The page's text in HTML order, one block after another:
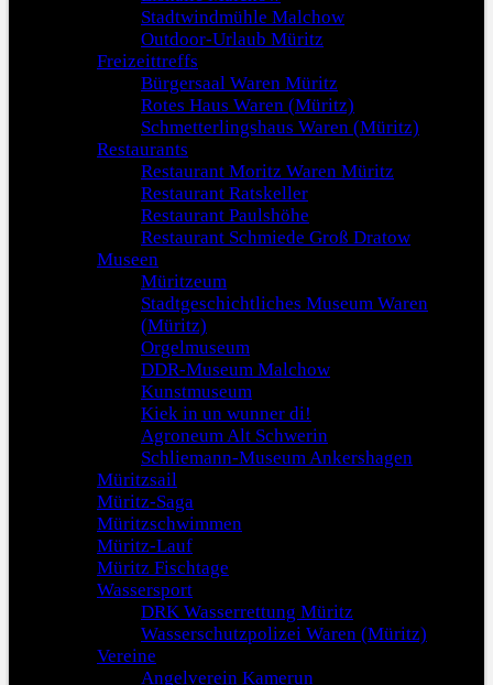
Stadtwindmühle Malchow
Outdoor-Urlaub Müritz
Freizeittreffs
Bürgersaal Waren Müritz
Rotes Haus Waren (Müritz)
Schmetterlingshaus Waren (Müritz)
Restaurants
Restaurant Moritz Waren Müritz
Restaurant Ratskeller
Restaurant Paulshöhe
Restaurant Schmiede Groß Dratow
Museen
Müritzeum
Stadtgeschichtliches Museum Waren
(Müritz)
Orgelmuseum
DDR-Museum Malchow
Kunstmuseum
Kiek in un wunner di!
Agroneum Alt Schwerin
Schliemann-Museum Ankershagen
Müritzsail
Müritz-Saga
Müritzschwimmen
Müritz-Lauf
Müritz Fischtage
Wassersport
DRK Wasserrettung Müritz
Wasserschutzpolizei Waren (Müritz)
Vereine
Angelverein Kamerun